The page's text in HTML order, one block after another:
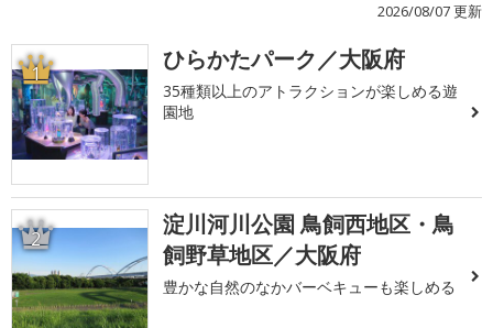
2026/08/07 更新
1 ひらかたパーク／大阪府
35種類以上のアトラクションが楽しめる遊
園地
2
淀川河川公園 鳥飼西地区・鳥
飼野草地区／大阪府
豊かな自然のなかバーベキューも楽しめる